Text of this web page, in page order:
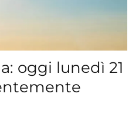
oggi lunedì 21